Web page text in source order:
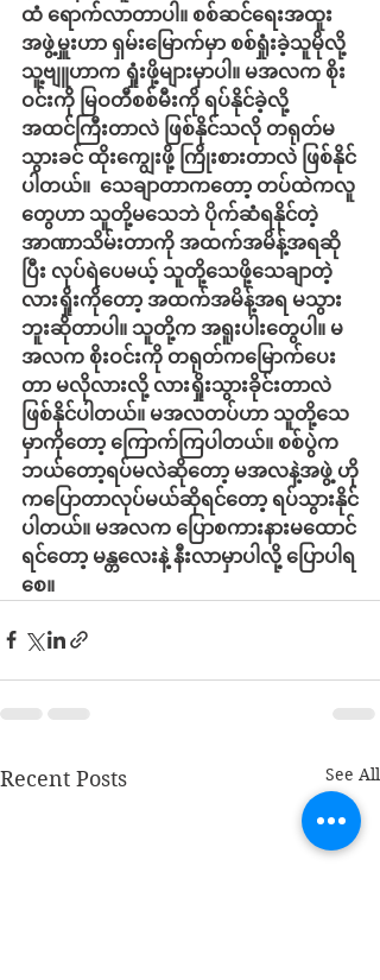
ထံ ရောက်လာတာပါ။ စစ်ဆင်ရေးအထူး
အဖွဲ့မှူးဟာ ရှမ်းမြောက်မှာ စစ်ရှုံးခဲ့သူမိုလို့
သူ့ဗျူဟာက ရှုံးဖို့များမှာပါ။ မအလက စိုး
ဝင်းကို မြဝတီစစ်မီးကို ရပ်နိုင်ခဲ့လို့
အထင်ကြီးတာလဲ ဖြစ်နိုင်သလို တရုတ်မ
သွားခင် ထိုးကျွေးဖို့ ကြိုးစားတာလဲ ဖြစ်နိုင်
ပါတယ်။  သေချာတာကတော့ တပ်ထဲကလူ
တွေဟာ သူတို့မသေဘဲ ပိုက်ဆံရနိုင်တဲ့
အာဏာသိမ်းတာကို အထက်အမိန့်အရဆို
ပြီး လုပ်ရဲပေမယ့် သူတို့သေဖို့သေချာတဲ့
လားရှိုးကိုတော့ အထက်အမိန့်အရ မသွား
ဘူးဆိုတာပါ။ သူတို့က အရူးပါးတွေပါ။ မ
အလက စိုးဝင်းကို တရုတ်ကမြောက်ပေး
တာ မလိုလားလို့ လားရှိုးသွားခိုင်းတာလဲ
ဖြစ်နိုင်ပါတယ်။ မအလတပ်ဟာ သူတို့သေ
မှာကိုတော့ ကြောက်ကြပါတယ်။ စစ်ပွဲက
ဘယ်တော့ရပ်မလဲဆိုတော့ မအလနဲ့အဖွဲ့ ဟို
ကပြောတာလုပ်မယ်ဆိုရင်တော့ ရပ်သွားနိုင်
ပါတယ်။ မအလက ပြောစကားနားမထောင်
ရင်တော့ မန္တလေးနဲ့ နီးလာမှာပါလို့ ပြောပါရ
စေ။
Recent Posts See All